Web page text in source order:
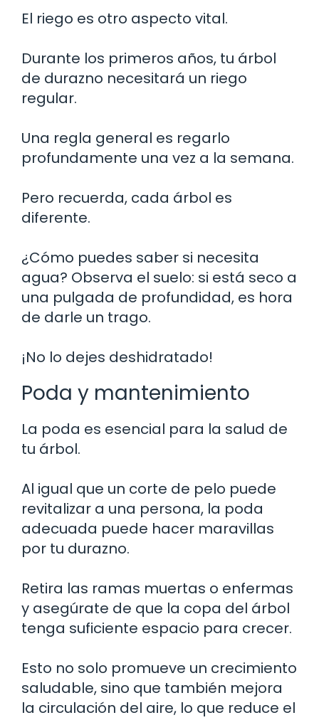
El riego es otro aspecto vital.
Durante los primeros años, tu árbol
de durazno necesitará un riego
regular.
Una regla general es regarlo
profundamente una vez a la semana.
Pero recuerda, cada árbol es
diferente.
¿Cómo puedes saber si necesita
agua? Observa el suelo: si está seco a
una pulgada de profundidad, es hora
de darle un trago.
¡No lo dejes deshidratado!
Poda y mantenimiento
La poda es esencial para la salud de
tu árbol.
Al igual que un corte de pelo puede
revitalizar a una persona, la poda
adecuada puede hacer maravillas
por tu durazno.
Retira las ramas muertas o enfermas
y asegúrate de que la copa del árbol
tenga suficiente espacio para crecer.
Esto no solo promueve un crecimiento
saludable, sino que también mejora
la circulación del aire, lo que reduce el